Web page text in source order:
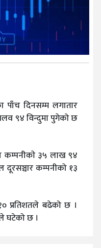
दिनसम्म लगातार
९४ विन्दुमा पुगेको छ
कम्पनीकाे ३५ लाख ९४
कम्पनीको १३
प्रतिशतले बढेको छ ।
घटेको छ ।